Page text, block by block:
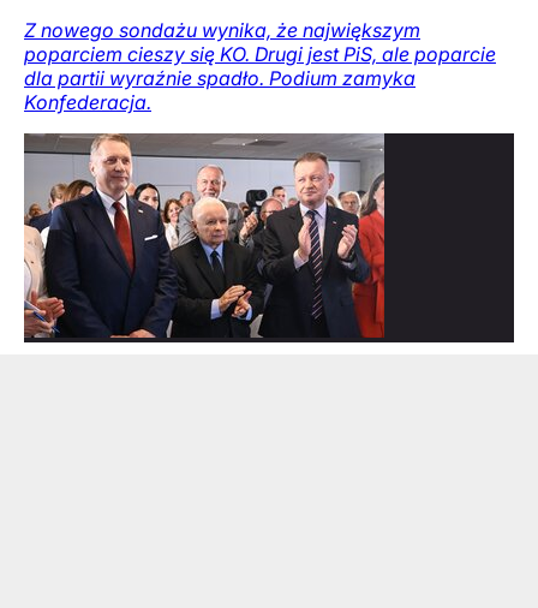
Z nowego sondażu wynika, że największym
poparciem cieszy się KO. Drugi jest PiS, ale poparcie
dla partii wyraźnie spadło. Podium zamyka
Konfederacja.